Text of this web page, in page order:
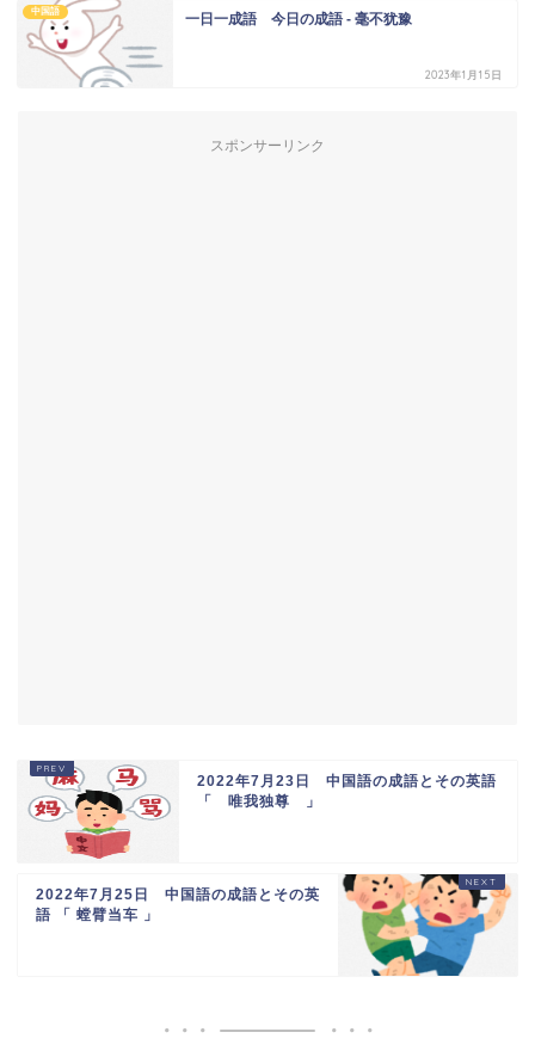
中国語 一日一成語 今日の成語 - 毫不犹豫
2023年1月15日
スポンサーリンク
2022年7月23日 中国語の成語とその英語
「 唯我独尊 」
2022年7月25日 中国語の成語とその英
語 「 螳臂当车 」